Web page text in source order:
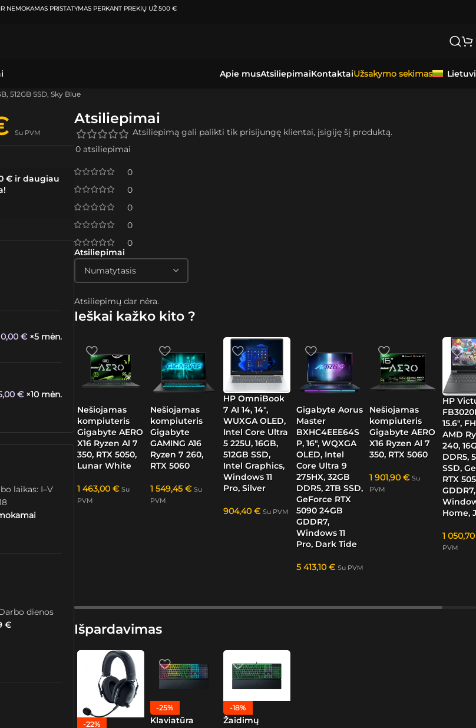
NEMOKAMAS PRISTATYMAS PERKANT PREKIŲ UŽ 500 €
Apie musAtsiliepimaiKontaktaiUžsakymo sekimas
512GB SSD, Sky Blue
Su PVM
€ ir daugiau
€ ×5 mėn.
€ ×10 mėn.
laikas: I–V
dienos
€
Atsiliepimai
0 atsiliepimai
0
0
0
0
0
Atsiliepimai
Atsiliepimų dar nėra.
Atsiliepimą gali palikti tik prisijungę klientai, įsigiję šį produktą.
Ieškai kažko kito ?
Nešiojamas
kompiuteris
Gigabyte AERO
X16 Ryzen Al 7
350, RTX 5050,
Lunar White
1 463,00 € Su
PVM
Nešiojamas
kompiuteris
Gigabyte
GAMING A16
Ryzen 7 260,
RTX 5060
1 549,45 € Su
PVM
HP OmniBook
7 AI 14, 14″,
WUXGA OLED,
Intel Core Ultra
5 225U, 16GB,
512GB SSD,
Intel Graphics,
Windows 11
Pro, Silver
904,40 € Su PVM
Gigabyte Aorus
Master
BXHC4EEE64S
P, 16″, WQXGA
OLED, Intel
Core Ultra 9
275HX, 32GB
DDR5, 2TB SSD,
GeForce RTX
5090 24GB
GDDR7,
Windows 11
Pro, Dark Tide
5 413,10 € Su PVM
Nešiojamas
kompiuteris
Gigabyte AERO
X16 Ryzen Al 7
350, RTX 5060
1 901,90 € Su
PVM
HP
15.6″,
AMD
240,
DDR5,
SSD,
RTX
GDDR7,
Home,
1
PVM
Išpardavimas
-22%
-25%
Klaviatūra
-18%
Žaidimų